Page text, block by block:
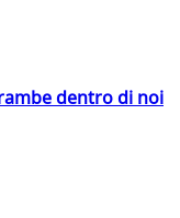
dentro di noi